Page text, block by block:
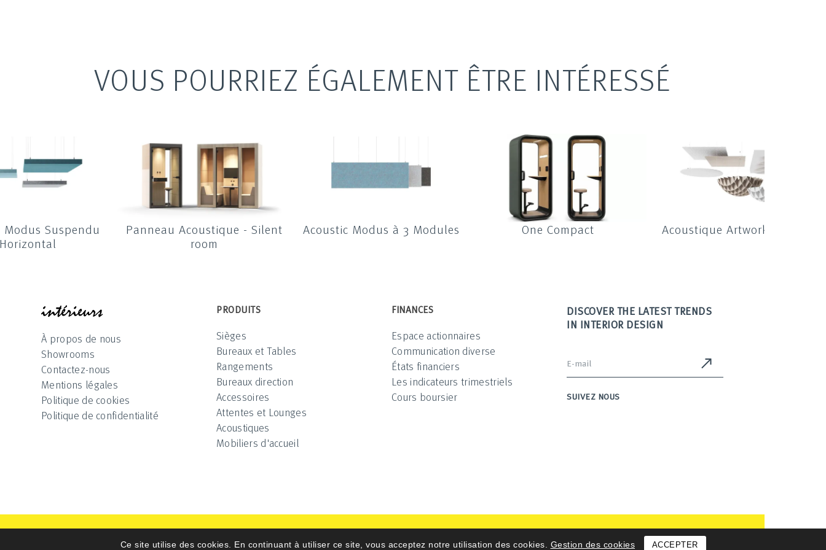
VOUS POURRIEZ ÉGALEMENT ÊTRE INTÉRESSÉ
Modus Suspendu Panneau Acoustique - Silent
room
Acoustic Modus à 3 Modules One Compact Acoustique Artwork Ceiling
À propos de nous
Showrooms
Contactez-nous
Mentions légales
Politique de cookies
Politique de confidentialité
PRODUITS
Sièges
Bureaux et Tables
Rangements
Bureaux direction
Accessoires
Attentes et Lounges
Acoustiques
Mobiliers d'accueil
FINANCES
Espace actionnaires
Communication diverse
États financiers
Les indicateurs trimestriels
Cours boursier
DISCOVER THE LATEST TRENDS
IN INTERIOR DESIGN
SUIVEZ NOUS
Ce site utilise des cookies. En continuant à utiliser ce site, vous acceptez notre utilisation des cookies. Gestion des cookies ACCEPTER
Intérieurs 2025 © All Rights Reserved